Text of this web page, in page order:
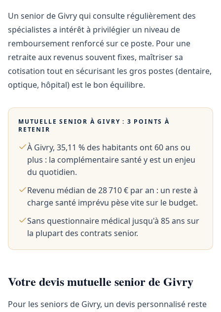
Un senior de Givry qui consulte régulièrement des
spécialistes a intérêt à privilégier un niveau de
remboursement renforcé sur ce poste. Pour une
retraite aux revenus souvent fixes, maîtriser sa
cotisation tout en sécurisant les gros postes (dentaire,
optique, hôpital) est le bon équilibre.
MUTUELLE SENIOR ÀGIVRY : 3 POINTS À
RETENIR
À Givry, 35,11 % des habitants ont 60 ans ou
plus : la complémentaire santé y est un enjeu
du quotidien.
Revenu médian de 28 710 € par an : un reste à
charge santé imprévu pèse vite sur le budget.
Sans questionnaire médical jusqu'à 85 ans sur
la plupart des contrats senior.
Votre devis mutuelle senior de Givry
Pour les seniors de Givry, un devis personnalisé reste